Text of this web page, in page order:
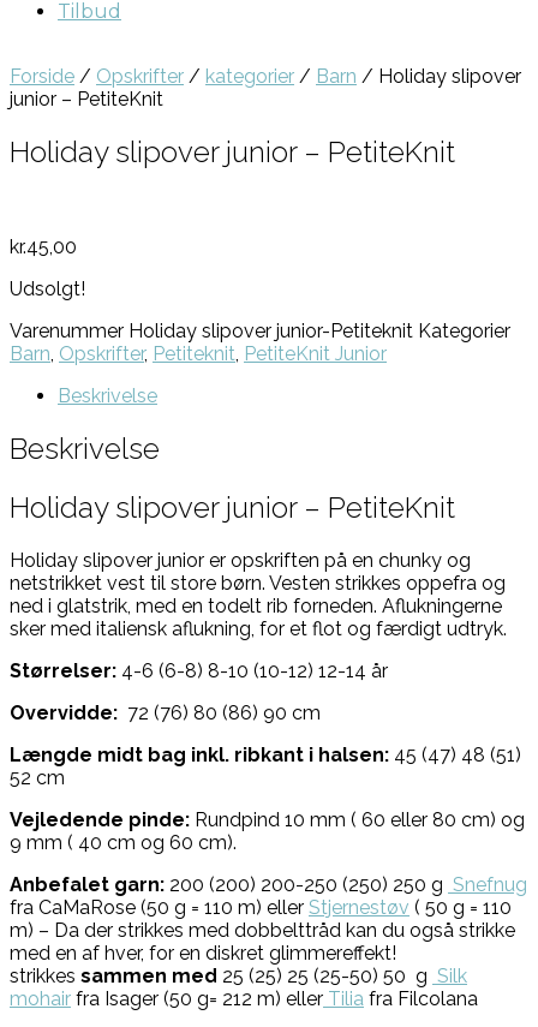
Tilbud
Forside / Opskrifter / kategorier / Barn / Holiday slipover
junior – PetiteKnit
Holiday slipover junior – PetiteKnit
kr.45,00
Udsolgt!
Varenummer Holiday slipover junior-Petiteknit Kategorier
Barn, Opskrifter, Petiteknit, PetiteKnit Junior
Beskrivelse
Beskrivelse
Holiday slipover junior – PetiteKnit
Holiday slipover junior er opskriften på en chunky og
netstrikket vest til store børn. Vesten strikkes oppefra og
ned i glatstrik, med en todelt rib forneden. Aflukningerne
sker med italiensk aflukning, for et flot og færdigt udtryk.
Størrelser: 4-6 (6-8) 8-10 (10-12) 12-14 år
Overvidde: 72 (76) 80 (86) 90 cm
Længde midt bag inkl. ribkant i halsen: 45 (47) 48 (51)
52 cm
Vejledende pinde: Rundpind 10 mm ( 60 eller 80 cm) og
9 mm ( 40 cm og 60 cm).
Anbefalet garn: 200 (200) 200-250 (250) 250 g Snefnug
fra CaMaRose (50 g = 110 m) eller Stjernestøv ( 50 g = 110
m) – Da der strikkes med dobbelttråd kan du også strikke
med en af hver, for en diskret glimmereffekt!
strikkes sammen med 25 (25) 25 (25-50) 50 g Silk
mohair fra Isager (50 g= 212 m) eller Tilia fra Filcolana